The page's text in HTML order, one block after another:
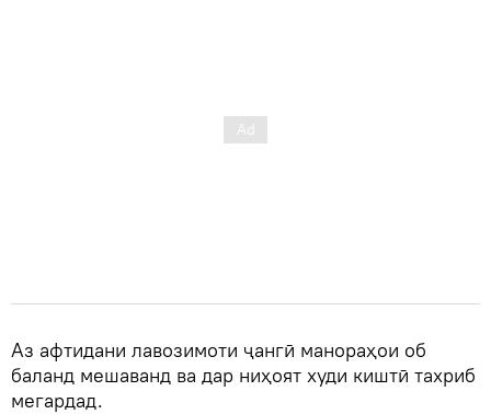
Аз афтидани лавозимоти ҷангӣ манораҳои об
баланд мешаванд ва дар ниҳоят худи киштӣ тахриб
мегардад.